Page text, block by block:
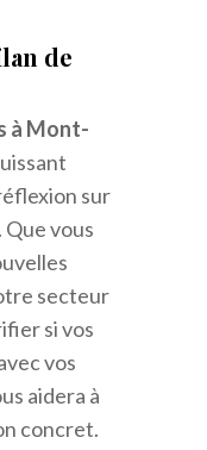
de
à Mont-
sur
vous
secteur
si vos
vos
aidera à
concret.